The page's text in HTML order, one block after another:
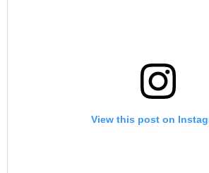
View this post on